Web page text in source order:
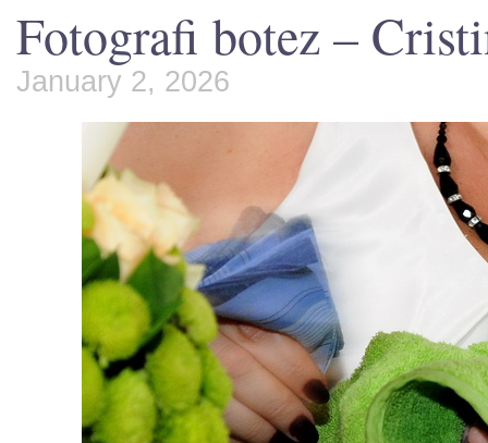
Fotografi botez –
January 2, 2026